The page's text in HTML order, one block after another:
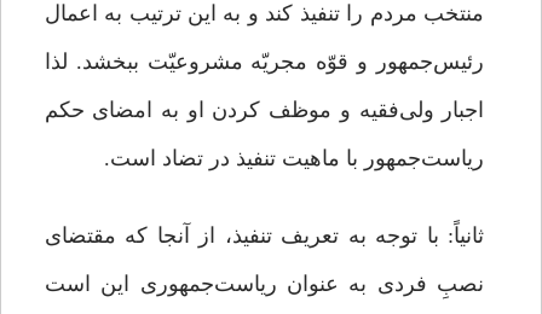
منتخب مردم را تنفیذ کند و به این ترتیب به اعمال
رئیس‌جمهور و قوّه مجریّه مشروعیّت ببخشد. لذا
اجبار ولی‌فقیه و موظف کردن او به امضای حکم
ریاست‌جمهور با ماهیت تنفیذ در تضاد است.
ثانیاً: با توجه به تعریف تنفیذ، از آنجا که مقتضای
نصبِ فردی به عنوان ریاست‌جمهوری این است